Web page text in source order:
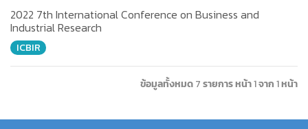
2022 7th International Conference on Business and
Industrial Research
ICBIR
ข้อมูลทั้งหมด 7 รายการหน้า 1 จาก 1 หน้า